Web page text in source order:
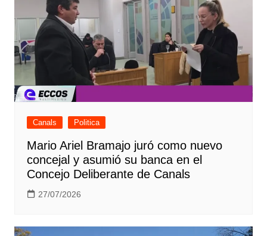
Canals Politica
Mario Ariel Bramajo juró como nuevo
concejal y asumió su banca en el
Concejo Deliberante de Canals
27/07/2026